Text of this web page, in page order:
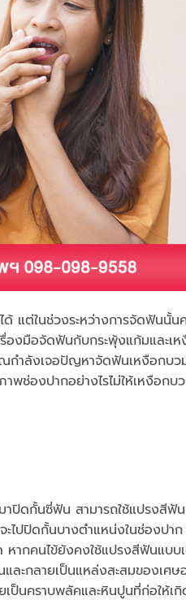
แต่ในช่วงระหว่างการจัดฟันนั้น
องมือจัดฟันกับกระพุ้งแก้มและเ
ณกำลังเจอปัญหาจัดฟันเหงือกบ
พช่องปากอย่างไรไม่ให้เหงือกบ
ปิดกั้นซี่ฟัน สามารถใช้แปรงสีฟัน
ไปปิดกั้นบางตำแหน่งในช่องปาก
หากคนไข้ยังคงใช้แปรงสีฟันแบบ
ะกลายเป็นแหล่งสะสมของเศษ
เป็นคราบพลัคและหินปูนที่ก่อให้เ